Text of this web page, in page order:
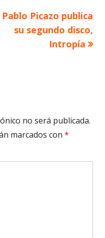
Artículo
siguiente
Pablo Picazo publica
su segundo disco,
Intropía
no será publicada.
marcados con *